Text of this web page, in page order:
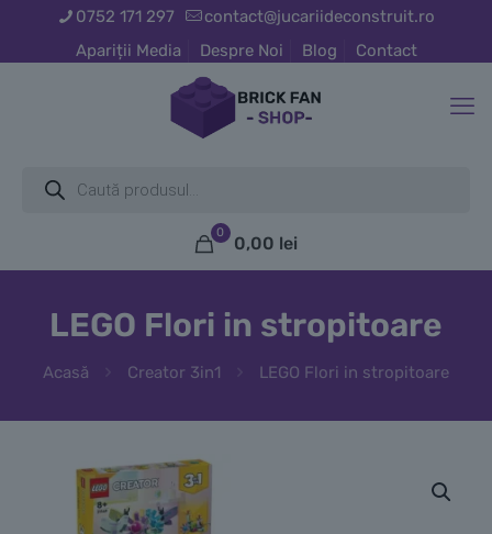
0752 171 297
contact@jucariideconstruit.ro
Apariții Media
Despre Noi Blog Contact
search
0
0,00 lei
LEGO Flori in stropitoare
Acasă Creator 3in1 LEGO Flori in stropitoare